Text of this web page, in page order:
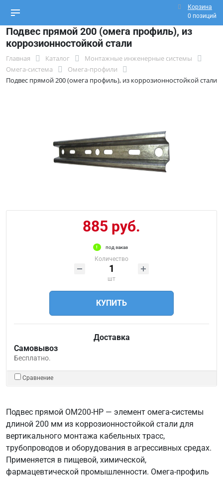
Корзина
0 позиций
Подвес прямой 200 (омега профиль), из
коррозионностойкой стали
Главная Каталог
Монтажные инженерные системы
Омега-система
Омега-профили
Подвес прямой 200 (омега профиль), из коррозионностойкой стали
885 руб.
под заказ
Количество
шт
КУПИТЬ
Доставка
Самовывоз
Бесплатно.
Сравнение
Подвес прямой ОМ200-НР — элемент омега-системы
длиной 200 мм из коррозионностойкой стали для
вертикального монтажа кабельных трасс,
трубопроводов и оборудования в агрессивных средах.
Применяется в пищевой, химической,
фармацевтической промышленности. Омега-профиль